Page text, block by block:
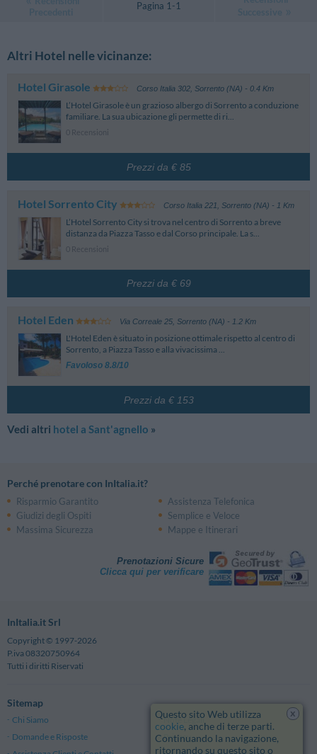
Pagina 1-1
Altri Hotel nelle vicinanze:
Hotel Girasole Corso Italia 302, Sorrento (NA) - 0.4 Km
L’Hotel Girasole è un grazioso albergo di Sorrento a conduzione
familiare. La sua ubicazione gli permette di ri...
0 Recensioni
Prezzi da € 85
Hotel Sorrento City Corso Italia 221 Sorrento (NA) - 1 Km
L’Hotel Sorrento City si trova nel centro di Sorrento a breve
distanza da Piazza Tasso e dal Corso principale. La s...
0 Recensioni
Prezzi da € 69
Hotel Eden Via Correale 25, Sorrento (NA) - 1.2 Km
L'Hotel Eden è situato in posizione ottimale rispetto al centro di
Sorrento, a Piazza Tasso e alla vivacissima ...
Favoloso 8.8/10
Prezzi da € 153
Vedi altri hotel a Sant'agnello »
Perché prenotare con InItalia.it?
Risparmio Garantito
Assistenza Telefonica
Giudizi degli Ospiti
Semplice e Veloce
Massima Sicurezza
Mappe e Itinerari
Prenotazioni Sicure
Clicca qui per verificare
InItalia.it Srl
Copyright © 1997-2026
P.iva 08320750964
Tutti i diritti Riservati
Sitemap
Chi Siamo
Note Legali
Domande e Risposte
Privacy
x
Questo sito Web utilizza
cookie, anche di terze parti.
Continuando la navigazione,
ritornando su questo sito o